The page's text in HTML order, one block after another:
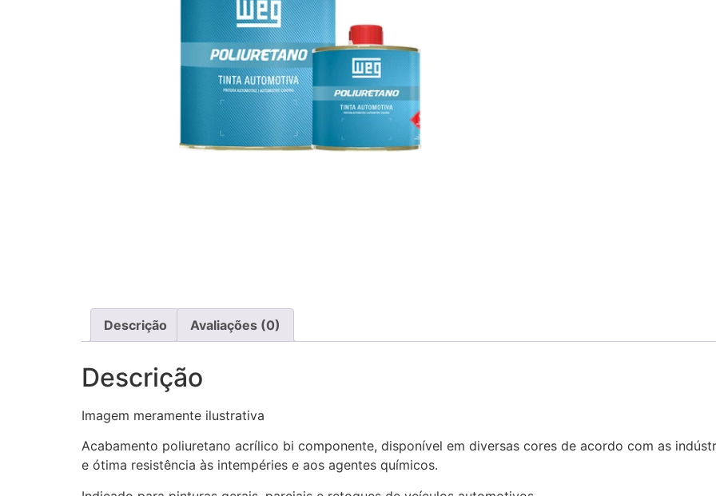
Descrição Avaliações (0)
Descrição
Imagem meramente ilustrativa
Acabamento poliuretano acrílico bi componente, disponível em diversas cores de acordo com as
e ótima resistência às intempéries e aos agentes químicos.